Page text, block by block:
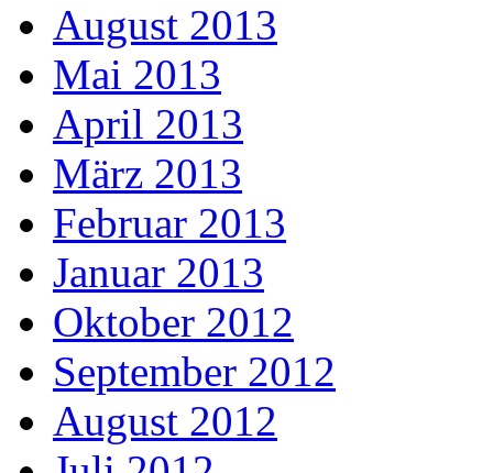
August 2013
Mai 2013
April 2013
März 2013
Februar 2013
Januar 2013
Oktober 2012
September 2012
August 2012